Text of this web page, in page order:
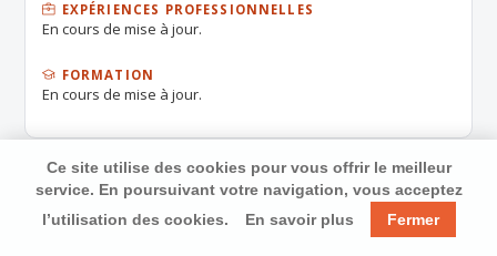
EXPÉRIENCES PROFESSIONNELLES
En cours de mise à jour.
FORMATION
En cours de mise à jour.
Ce site utilise des cookies pour vous offrir le meilleur
service. En poursuivant votre navigation, vous acceptez
l’utilisation des cookies.
En savoir plus Fermer